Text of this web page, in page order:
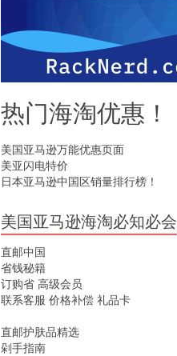
热门海淘优惠！
美国亚马逊万能优惠页面
美亚闪电特价
日本亚马逊中国区销量排行榜！
美国亚马逊海淘必知必会
直邮中国
省钱秘籍
订购省 高级会员
联系客服 价格补偿 礼品卡
直邮护肤品精选
剁手指南